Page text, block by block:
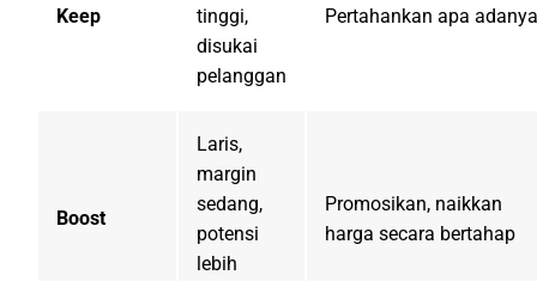
Keep
tinggi,
disukai
pelanggan
Pertahankan apa adanya
Boost
Laris,
margin
sedang,
potensi
lebih
Promosikan, naikkan
harga secara bertahap